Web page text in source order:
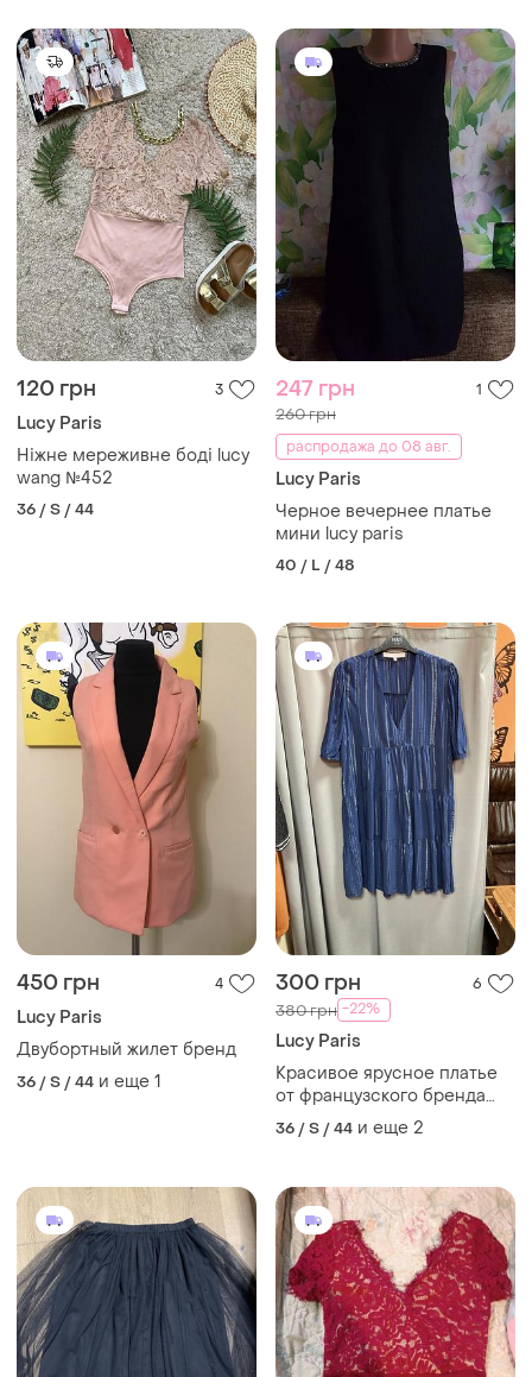
120 грн 3
Lucy Paris
Ніжне мереживне боді lucy
wang №452
36 / S / 44
247 грн 1
260 грн
распродажа до 08 авг.
Lucy Paris
Черное вечернее платье
мини lucy paris
40 / L / 48
450 грн 4
Lucy Paris
Двубортный жилет бренд
36 / S / 44 и еще 1
300 грн 6
380 грн -22%
Lucy Paris
Красивое ярусное платье
от французского бренда
valerie khalfon👌
36 / S / 44 и еще 2